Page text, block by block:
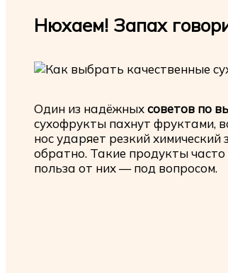
Нюхаем! Запах
Один из надёжныхсоветов по
сухофрукты пахнут фруктами,
нос ударяет резкий
обратно. Такие продукты
польза от них — под вопросом.